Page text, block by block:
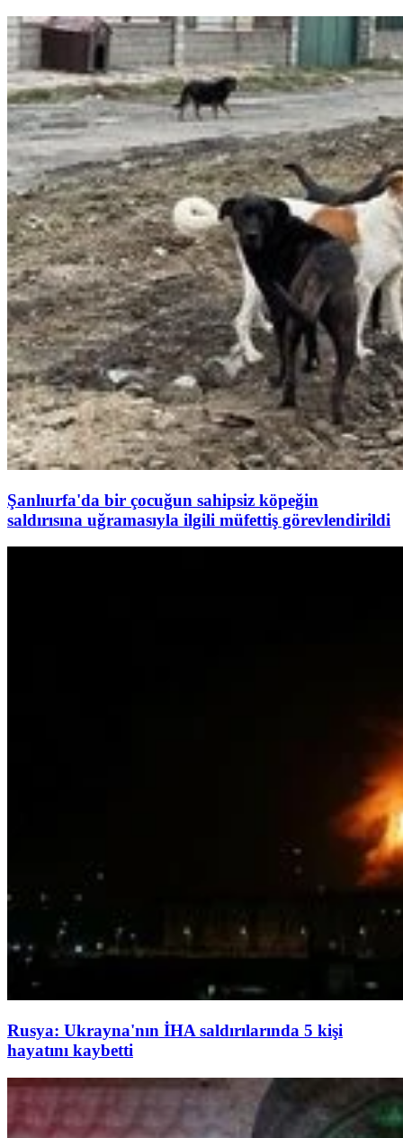
Şanlıurfa'da bir çocuğun sahipsiz köpeğin
saldırısına uğramasıyla ilgili müfettiş görevlendirildi
Rusya: Ukrayna'nın İHA saldırılarında 5 kişi
hayatını kaybetti